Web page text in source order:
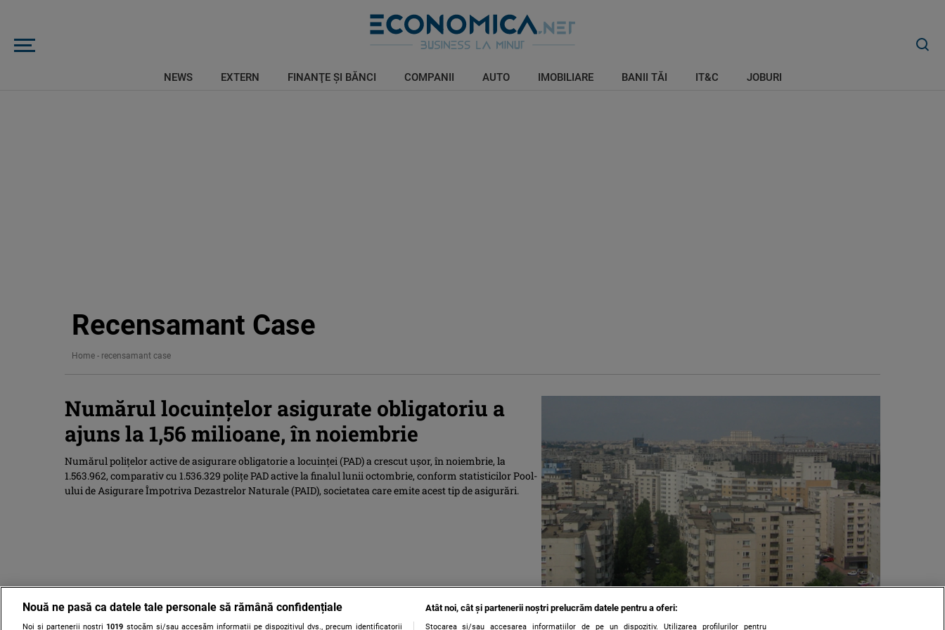
NEWS EXTERN FINANŢE ŞI BĂNCI COMPANII AUTO IMOBILIARE BANII TĂI IT&C JOBURI
Recensamant Case
Home - recensamant case
Numărul locuinţelor asigurate obligatoriu a
ajuns la 1,56 milioane, în noiembrie
Numărul poliţelor active de asigurare obligatorie a locuinţei (PAD) a crescut uşor, în noiembrie, la
1.563.962, comparativ cu 1.536.329 poliţe PAD active la finalul lunii octombrie, conform statisticilor Pool-
ului de Asigurare Împotriva Dezastrelor Naturale (PAID), societatea care emite acest tip de asigurări.
Nouă ne pasă ca datele tale personale să rămână confidențiale
Noi și partenerii noștri1019 stocăm și/sau accesăm informații pe dispozitivul dvs., precum identificatorii
Atât noi, cât și partenerii noștri prelucrăm datele pentru a oferi:
Stocarea și/sau accesarea informațiilor de pe un dispozitiv. Utilizarea profilurilor pentru